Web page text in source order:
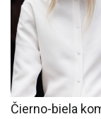
Čierno-biela